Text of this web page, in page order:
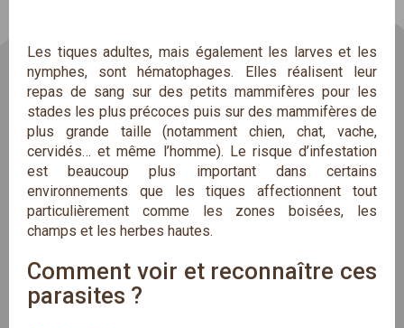
Les tiques adultes, mais également les larves et les
nymphes, sont hématophages. Elles réalisent leur
repas de sang sur des petits mammifères pour les
stades les plus précoces puis sur des mammifères de
plus grande taille (notamment chien, chat, vache,
cervidés… et même l’homme). Le risque d’infestation
est beaucoup plus important dans certains
environnements que les tiques affectionnent tout
particulièrement comme les zones boisées, les
champs et les herbes hautes.
Comment voir et reconnaître ces
parasites ?